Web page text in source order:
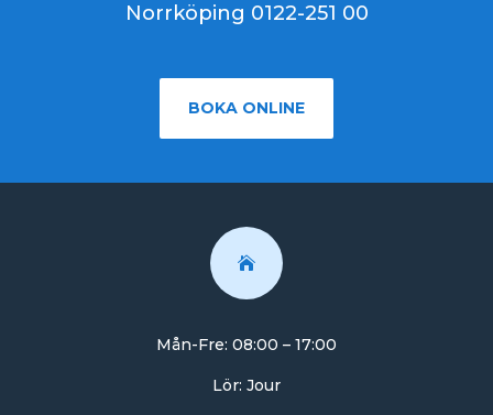
Norrköping 0122-251 00
BOKA ONLINE

Mån-Fre: 08:00 – 17:00
Lör: Jour